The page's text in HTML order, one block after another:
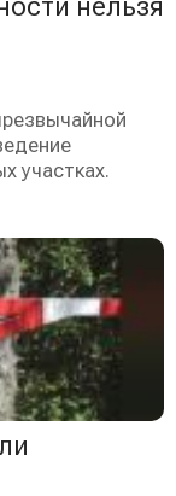
нельзя
участках.